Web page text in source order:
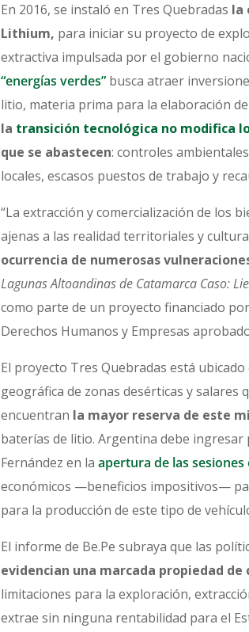
En 2016, se instaló en Tres Quebradas la
Lithium, para iniciar su proyecto de
extractiva impulsada por el gobierno
“energías verdes” busca atraer
litio, materia prima para la elaboración
la transición tecnológica no modifica
que se abastecen: controles
locales, escasos puestos de trabajo y
“La extracción y comercialización de los
ajenas a las realidad territoriales y
ocurrencia de numerosas
Lagunas Altoandinas de Catamarca Caso:
como parte de un proyecto financiado
Derechos Humanos y Empresas
El proyecto Tres Quebradas está
geográfica de zonas desérticas y salares
encuentran la mayor reserva de este
baterías de litio. Argentina debe
Fernández en la apertura de las
económicos —beneficios impositivos—
para la producción de este tipo de
El informe de Be.Pe subraya que las
evidencian una marcada propiedad
limitaciones para la exploración,
extrae sin ninguna rentabilidad para el